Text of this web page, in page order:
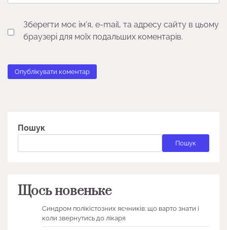
Зберегти моє ім'я, e-mail, та адресу сайту в цьому
браузері для моїх подальших коментарів.
Пошук
Пошук
Щось новеньке
Синдром полікістозних яєчників: що варто знати і
коли звернутись до лікаря